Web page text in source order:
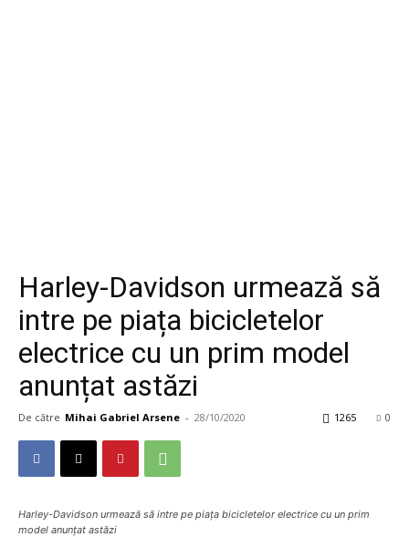
Harley-Davidson urmează să
intre pe piața bicicletelor
electrice cu un prim model
anunțat astăzi
De către Mihai Gabriel Arsene - 28/10/2020 0
1265
Harley-Davidson urmează să intre pe piața bicicletelor electrice cu un prim
model anunțat astăzi